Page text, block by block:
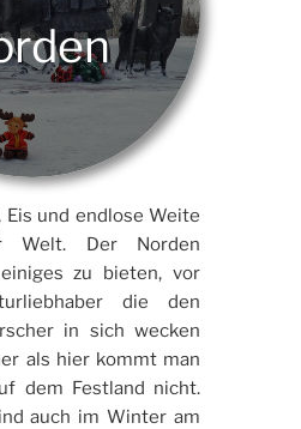
Eis und endlose Weite
Welt. Der Norden
zu bieten, vor
die den
in sich wecken
als hier kommt man
dem Festland nicht.
auch im Winter am